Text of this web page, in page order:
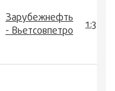
Зарубежнефть
- Вьетсовпетро
1:3